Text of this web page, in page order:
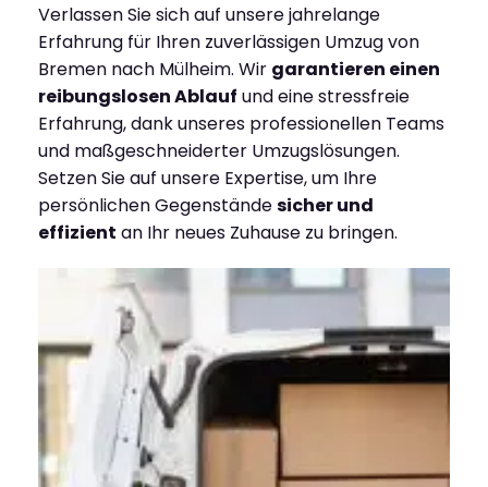
Verlassen Sie sich auf unsere jahrelange
Erfahrung für Ihren zuverlässigen Umzug von
Bremen nach Mülheim. Wir garantieren einen
reibungslosen Ablauf und eine stressfreie
Erfahrung, dank unseres professionellen Teams
und maßgeschneiderter Umzugslösungen.
Setzen Sie auf unsere Expertise, um Ihre
persönlichen Gegenständesicher und
effizient an Ihr neues Zuhause zu bringen.